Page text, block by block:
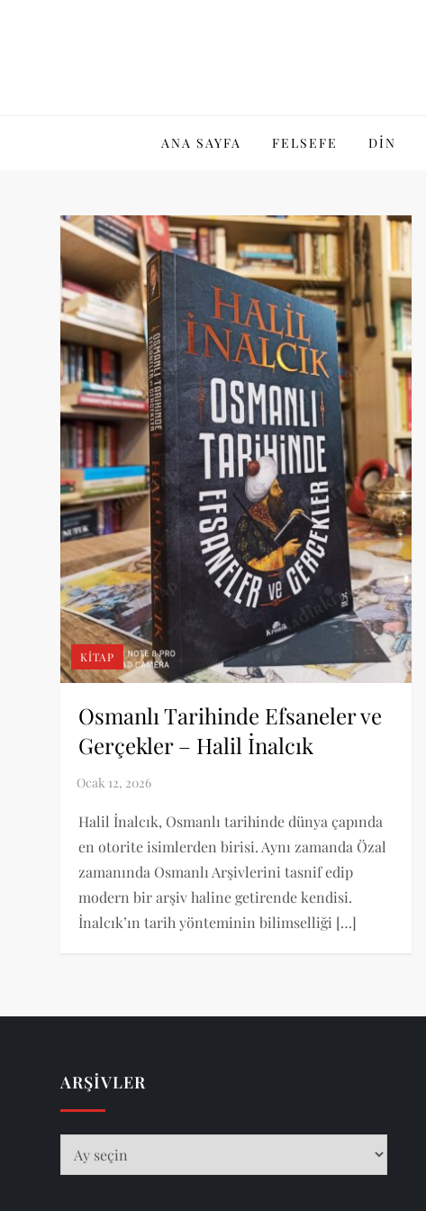
ANA SAYFA FELSEFE DIN
KITAP
Osmanlı Tarihinde Efsaneler ve
Gerçekler – Halil İnalcık
Halil İnalcık, Osmanlı tarihinde dünya çapında
en otorite isimlerden birisi. Aynı zamanda Özal
zamanında Osmanlı Arşivlerini tasnif edip
modern bir arşiv haline getirende kendisi.
İnalcık’ın tarih yönteminin bilimselliği […]
ARŞIVLER